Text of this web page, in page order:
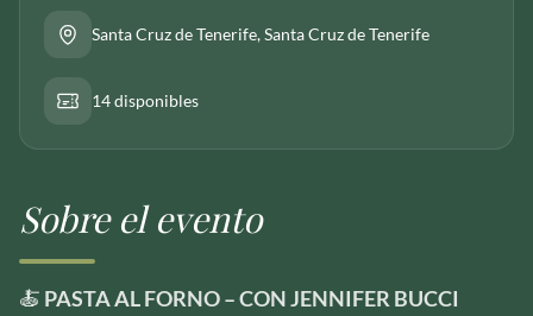
Santa Cruz de Tenerife, Santa Cruz de Tenerife
14 disponibles
Sobre el evento
🍝 PASTA AL FORNO – CON JENNIFER BUCCI